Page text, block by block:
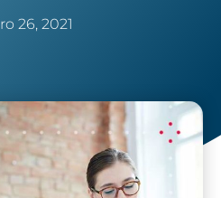
26, 2021